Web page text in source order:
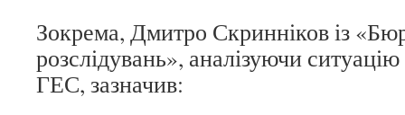
Зокрема, Дмитро Скринніков із
розслідувань», аналізуючи
ГЕС, зазначив: